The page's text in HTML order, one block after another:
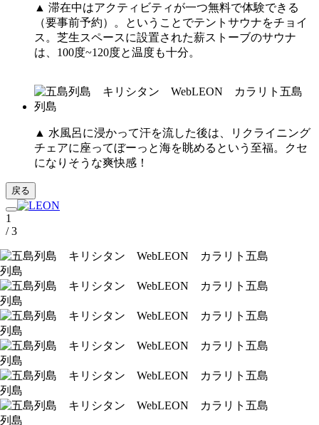
▲ 滞在中はアクティビティが一つ無料で体験できる
（要事前予約）。ということでテントサウナをチョイ
ス。芝生スペースに設置された薪ストーブのサウナ
は、100度~120度と温度も十分。
▲ 水風呂に浸かって汗を流した後は、リクライニング
チェアに座ってぼーっと海を眺めるという至福。クセ
になりそうな爽快感！
戻る
1
/ 3